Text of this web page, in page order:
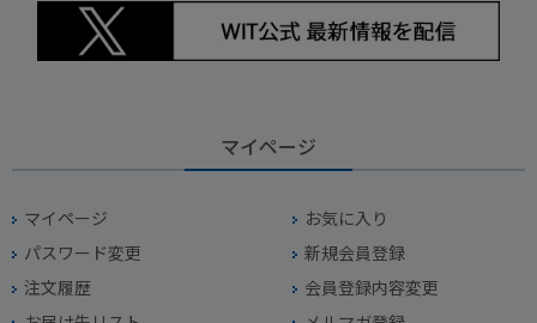
マイページ
マイページ
お気に入り
パスワード変更
新規会員登録
注文履歴
会員登録内容変更